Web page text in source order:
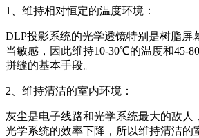
1、维持相对恒定的温度环境：
DLP投影系统的光学透镜特别是树脂屏
当敏感，因此维持10-30℃的温度和45-
拼缝的基本手段。
2、维持清洁的室内环境：
灰尘是电子线路和光学系统最大的敌人
光学系统的效率下降，所以维持清洁的